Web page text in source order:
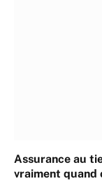
Assurance au
vraiment quand